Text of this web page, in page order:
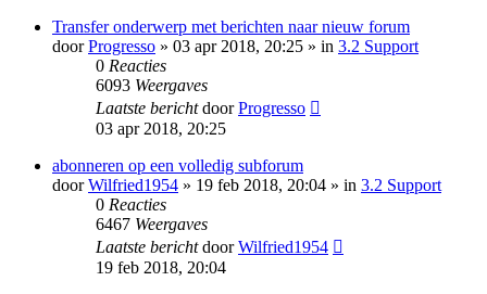
Transfer onderwerp met berichten naar nieuw forum
doorProgresso » 03 apr 2018, 20:25 » in 3.2 Support
0 Reacties
6093 Weergaves
Laatste berichtdoorProgresso
03 apr 2018, 20:25
abonneren op een volledig subforum
doorWilfried1954 » 19 feb 2018, 20:04 » in 3.2 Support
0 Reacties
6467 Weergaves
Laatste berichtdoorWilfried1954
19 feb 2018, 20:04